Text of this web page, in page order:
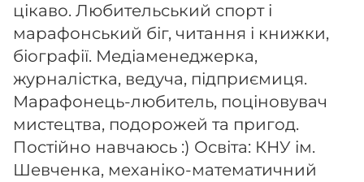
цікаво. Любительський спорт і
марафонський біг, читання і книжки,
біографії. Медіаменеджерка,
журналістка, ведуча, підприємиця.
Марафонець-любитель, поціновувач
мистецтва, подорожей та пригод.
Постійно навчаюсь :) Освіта: КНУ ім.
Шевченка, механіко-математичний